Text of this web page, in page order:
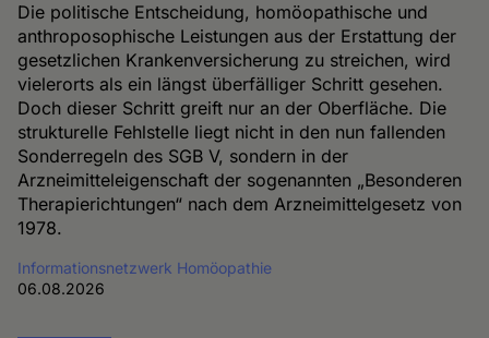
Die politische Entscheidung, homöopathische und
anthroposophische Leistungen aus der Erstattung der
gesetzlichen Krankenversicherung zu streichen, wird
vielerorts als ein längst überfälliger Schritt gesehen.
Doch dieser Schritt greift nur an der Oberfläche. Die
strukturelle Fehlstelle liegt nicht in den nun fallenden
Sonderregeln des SGB V, sondern in der
Arzneimitteleigenschaft der sogenannten „Besonderen
Therapierichtungen“ nach dem Arzneimittelgesetz von
1978.
Informationsnetzwerk Homöopathie
06.08.2026